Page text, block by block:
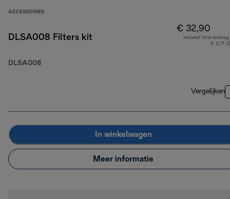
ACCESSOIRES
DLSA008 Filters kit
DLSA008
€ 32,90
Inclusief btw-bedrag
€ 5,71
Vergelijken
In winkelwagen
Meer informatie